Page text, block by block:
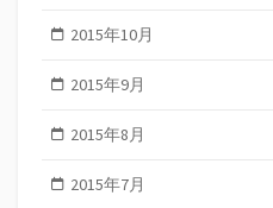
2015年10月
2015年9月
2015年8月
2015年7月